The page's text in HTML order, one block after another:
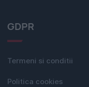
GDPR
Termeni si conditii
Politica cookies